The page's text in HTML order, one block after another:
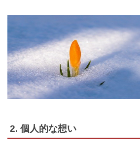
2. 個人的な想い